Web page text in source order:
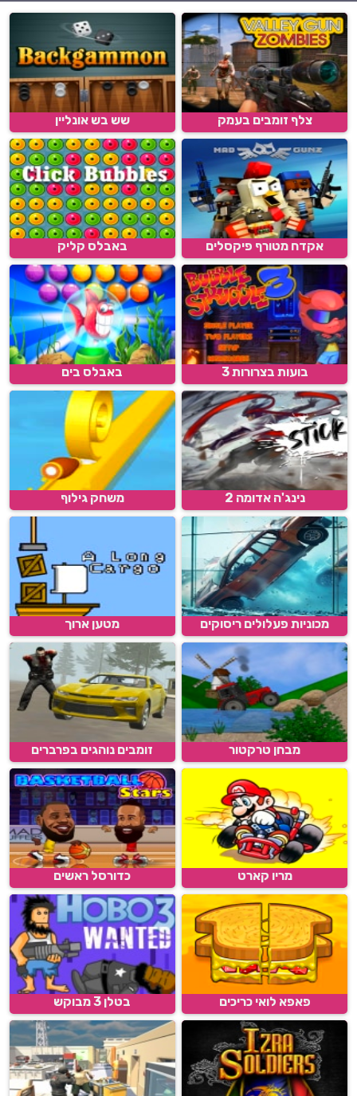
צלף זומבים בעמק שש בש אונליין
אקדח מטורף פיקסלים באבלס קליק
בועות בצרורות 3 באבלס בים
נינג'ה אדומה 2 משחק גילוף
מכוניות פעלולים ריסוקים מטען ארוך
מבחן טרקטור זומבים נוהגים בפרברים
מריו קארט כדורסל ראשים
פאפא לואי כריכים בטלן 3 מבוקש